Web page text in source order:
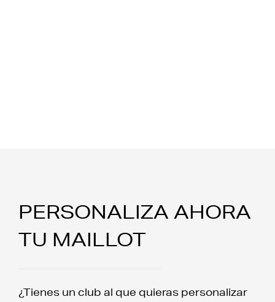
PERSONALIZA AHORA
TU MAILLOT
¿Tienes un club al que quieras personalizar